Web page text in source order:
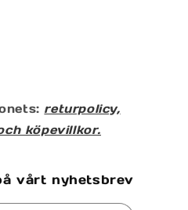
returpolicy,
köpevillkor.
vårt nyhetsbrev